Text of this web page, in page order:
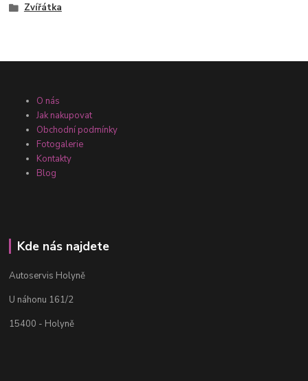
Zvířátka
O nás
Jak nakupovat
Obchodní podmínky
Fotogalerie
Kontakty
Blog
Kde nás najdete
Autoservis Holyně
U náhonu 161/2
15400 - Holyně